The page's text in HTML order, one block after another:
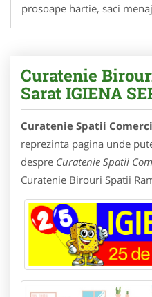
prosoape hartie, saci
Curatenie
Sarat IGIENA
Curatenie Spatii
reprezinta pagina unde
despre Curatenie Spatii
Curatenie Birouri Spatii